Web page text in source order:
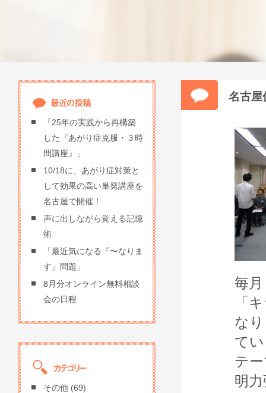
名古屋
毎
「
な
て
テ
明
「25年の実践から再構築
した『あがり症克服・３時
間講座』」
10/18に、あがり症対策と
して効果の高い単発講座を
名古屋で開催！
声に出しながら覚える記憶
術
「最近気になる『〜なりま
す』問題」
8月分オンライン無料相談
会の日程
その他 (69)